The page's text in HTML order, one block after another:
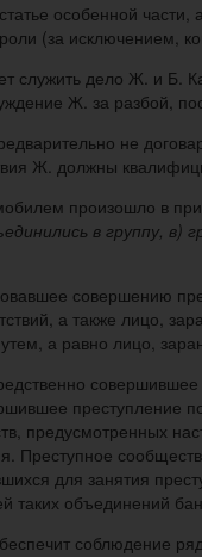
особенной
(за исключением,
служить дело Ж. и Б.
Ж. за разбой,
не
Ж. должны
произошло в
в группу,
совершению
а также лицо,
а равно лицо,
преступление
предусмотренных
Преступное
для занятия
таких объединений
соблюдение